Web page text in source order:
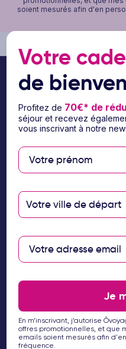
soient mesurés afin d'en
Suivez-nous sur les
Besoin d’aide
© 2026 Ôvoyages
Votre
de
Profitez de 70€* de
séjour et recevez
vous inscrivant à notre
Votre ville de départ
Je
En m’inscrivant, j’autorise
offres promotionnelles, et que
emails soient mesurés afin
fréquence.